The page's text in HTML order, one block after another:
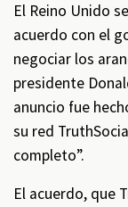
El Reino Unido
acuerdo con el
negociar los
presidente
anuncio fue
su red
completo”.
El acuerdo, que